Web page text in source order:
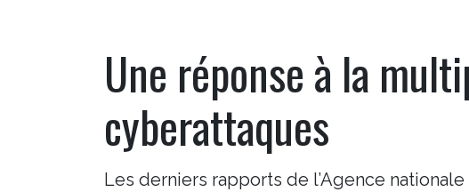
Une réponse à la
cyberattaques
Les derniers rapports de l’Agence